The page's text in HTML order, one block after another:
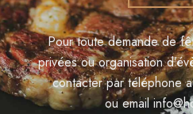
Pour toute demande de
privées ou organisation
contacter par téléphone
ou email